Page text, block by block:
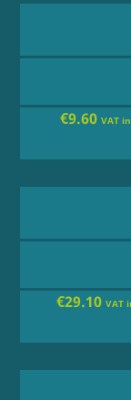
€9.60VAT
€29.10 VAT